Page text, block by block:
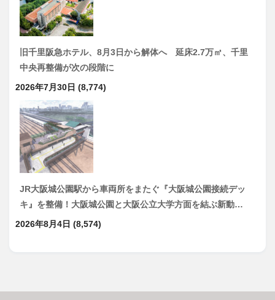
旧千里阪急ホテル、8月3日から解体へ 延床2.7万㎡、千里
中央再整備が次の段階に
2026年7月30日 (8,774)
JR大阪城公園駅から車両所をまたぐ『大阪城公園接続デッ
キ』を整備！大阪城公園と大阪公立大学方面を結ぶ新動…
2026年8月4日 (8,574)